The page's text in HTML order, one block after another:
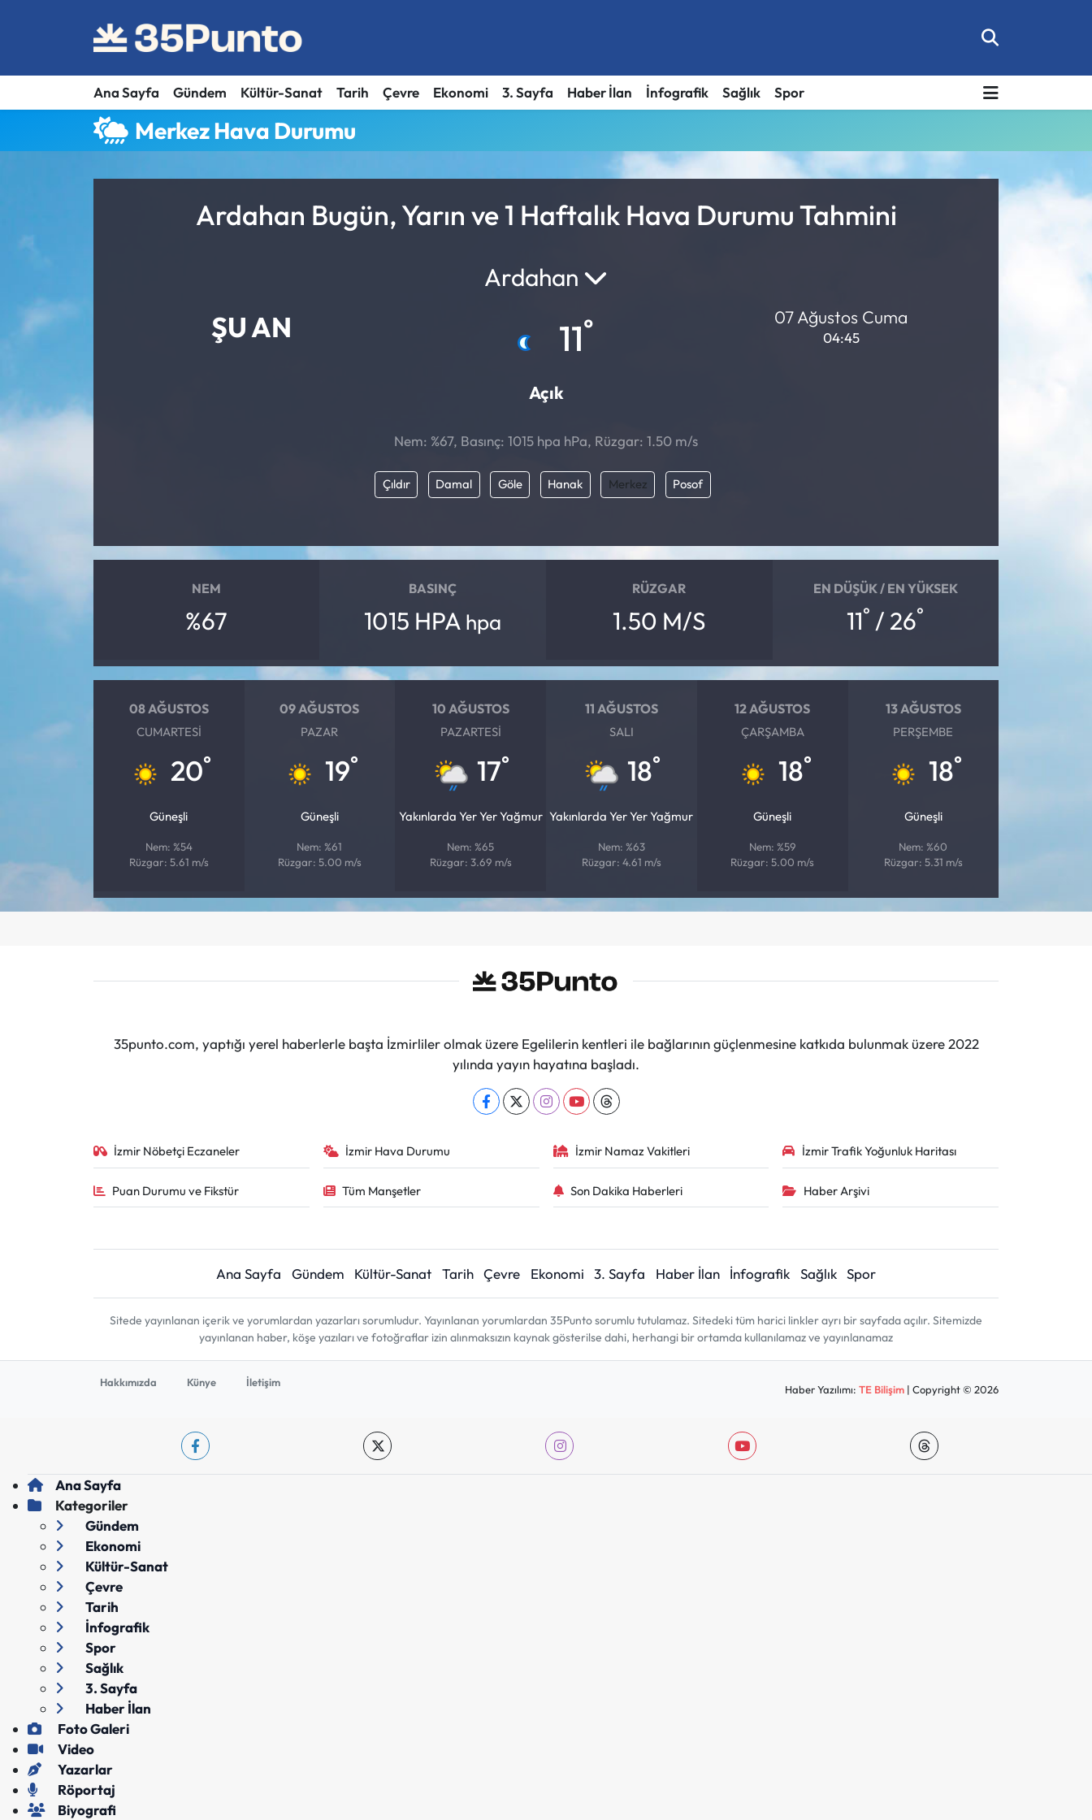
Ana Sayfa Gündem Kültür-Sanat Tarih Çevre Ekonomi 3. Sayfa Haber İlan İnfografik Sağlık Spor
Merkez Hava Durumu
Ardahan Bugün, Yarın ve 1 Haftalık Hava Durumu Tahmini
ŞU AN
Ardahan
11°
Açık
07 Ağustos Cuma
04:45
Nem: %67, Basınç: 1015 hpa hPa, Rüzgar: 1.50 m/s
Çıldır Damal Göle Hanak Merkez Posof
NEM
%67
BASINÇ
1015 HPA hpa
RÜZGAR
1.50 M/S
EN DÜŞÜK / EN YÜKSEK
11° / 26°
08 AĞUSTOS
CUMARTESI
20°
Güneşli
Nem: %54
Rüzgar: 5.61 m/s
09 AĞUSTOS
PAZAR
19°
Güneşli
Nem: %61
Rüzgar: 5.00 m/s
10 AĞUSTOS
PAZARTESI
17°
Yakınlarda Yer Yer Yağmur
Nem: %65
Rüzgar: 3.69 m/s
11 AĞUSTOS
SALI
18°
Yakınlarda Yer Yer Yağmur
Nem: %63
Rüzgar: 4.61 m/s
12 AĞUSTOS
ÇARŞAMBA
18°
Güneşli
Nem: %59
Rüzgar: 5.00 m/s
13 AĞUSTOS
PERŞEMBE
18°
Güneşli
Nem: %60
Rüzgar: 5.31 m/s
35punto.com, yaptığı yerel haberlerle başta İzmirliler olmak üzere Egelilerin kentleri ile bağlarının güçlenmesine katkıda bulunmak üzere 2022
yılında yayın hayatına başladı.
İzmir Nöbetçi Eczaneler İzmir Hava Durumu İzmir Namaz Vakitleri İzmir Trafik Yoğunluk Haritası
Puan Durumu ve Fikstür Tüm Manşetler Son Dakika Haberleri Haber Arşivi
Ana Sayfa Gündem Kültür-Sanat Tarih Çevre Ekonomi 3. Sayfa Haber İlan İnfografik Sağlık Spor
Sitede yayınlanan içerik ve yorumlardan yazarları sorumludur. Yayınlanan yorumlardan 35Punto sorumlu tutulamaz. Sitedeki tüm harici linkler ayrı bir sayfada açılır. Sitemizde
yayınlanan haber, köşe yazıları ve fotoğraflar izin alınmaksızın kaynak gösterilse dahi, herhangi bir ortamda kullanılamaz ve yayınlanamaz
Hakkımızda Künye İletişim
Haber Yazılımı:TE Bilişim | Copyright © 2026
Ana Sayfa
Kategoriler
Gündem
Ekonomi
Kültür-Sanat
Çevre
Tarih
İnfografik
Spor
Sağlık
3. Sayfa
Haber İlan
Foto Galeri
Video
Yazarlar
Röportaj
Biyografi